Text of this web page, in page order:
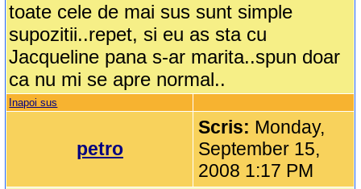
toate cele de mai sus sunt simple
supozitii..repet, si eu as sta cu
Jacqueline pana s-ar marita..spun doar
ca nu mi se apre normal..
Inapoi sus
petro
Scris: Monday,
September 15,
2008 1:17 PM